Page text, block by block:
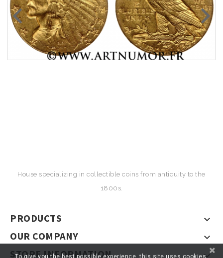
House specializing in collectible coins from antiquity to the
1800s.
PRODUCTS 
OUR COMPANY 
STORE INFORMATION
To give you the best possible experience, this site uses cookies.